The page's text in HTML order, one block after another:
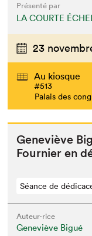
Présenté par
LA COURTE
23
Au kiosque
#513
Palais des
Geneviève
Fournier en
Séance de
Auteur·rice
Geneviève Bigué